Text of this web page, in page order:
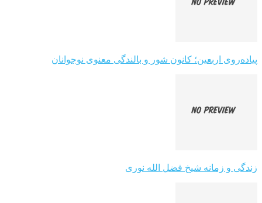
پیاده‌روی اربعین؛ کانون شور و بالندگی معنوی نوجوانان
زندگی و زمانه شیخ فضل الله نوری